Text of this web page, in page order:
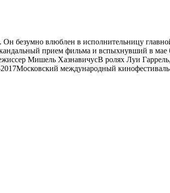
безумно влюблен в исполнительницу
прием фильма и вспыхнувший в
Мишель ХазнавичусВ ролях Луи
международный